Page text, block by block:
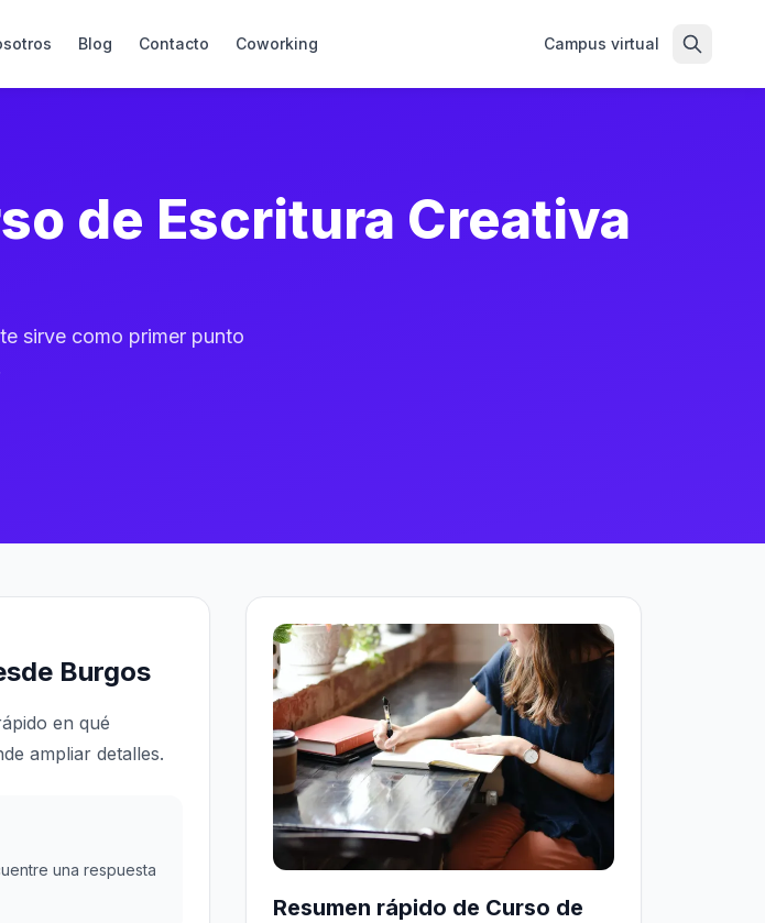
Blog Contacto Coworking Campus virtual
de Escritura Creativa
sirve como primer punto
Burgos
en qué
ampliar detalles.
una respuesta
Resumen rápido de Curso de